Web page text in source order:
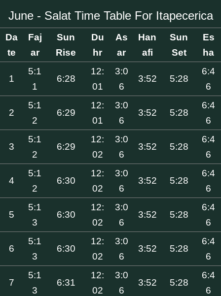
June - Salat Time Table For Itapecerica
Da
te
Faj
ar
Sun
Rise
Du
hr
As
ar
Han
afi
Sun
Set
Es
ha
1
5:1
1
6:28
12:
01
3:0
6
3:52 5:28
6:4
6
2
5:1
2
6:29
12:
01
3:0
6
3:52 5:28
6:4
6
3
5:1
2
6:29
12:
02
3:0
6
3:52 5:28
6:4
6
4
5:1
2
6:30
12:
02
3:0
6
3:52 5:28
6:4
6
5
5:1
3
6:30
12:
02
3:0
6
3:52 5:28
6:4
6
6
5:1
3
6:30
12:
02
3:0
6
3:52 5:28
6:4
6
7
5:1
3
6:31
12:
02
3:0
6
3:52 5:28
6:4
6